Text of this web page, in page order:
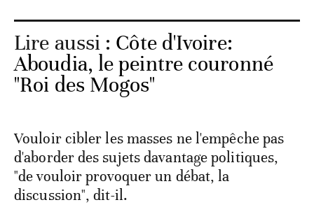
Lire aussi : Côte d'Ivoire:
Aboudia, le peintre couronné
"Roi des Mogos"
Vouloir cibler les masses ne l'empêche pas
d'aborder des sujets davantage politiques,
"de vouloir provoquer un débat, la
discussion", dit-il.